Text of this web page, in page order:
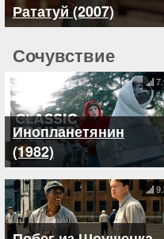
Рататуй (2007)
Сочувствие
Инопланетянин
(1982)